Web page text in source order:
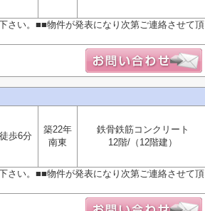
さい。■■物件が発表になり次第ご連絡させて頂
徒歩6分
築22年
南東
鉄骨鉄筋コンクリート
12階/（12階建）
さい。■■物件が発表になり次第ご連絡させて頂